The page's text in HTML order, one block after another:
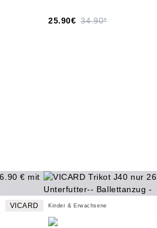
25.90€ 34.90*
VICARD Kinder & Erwachsene